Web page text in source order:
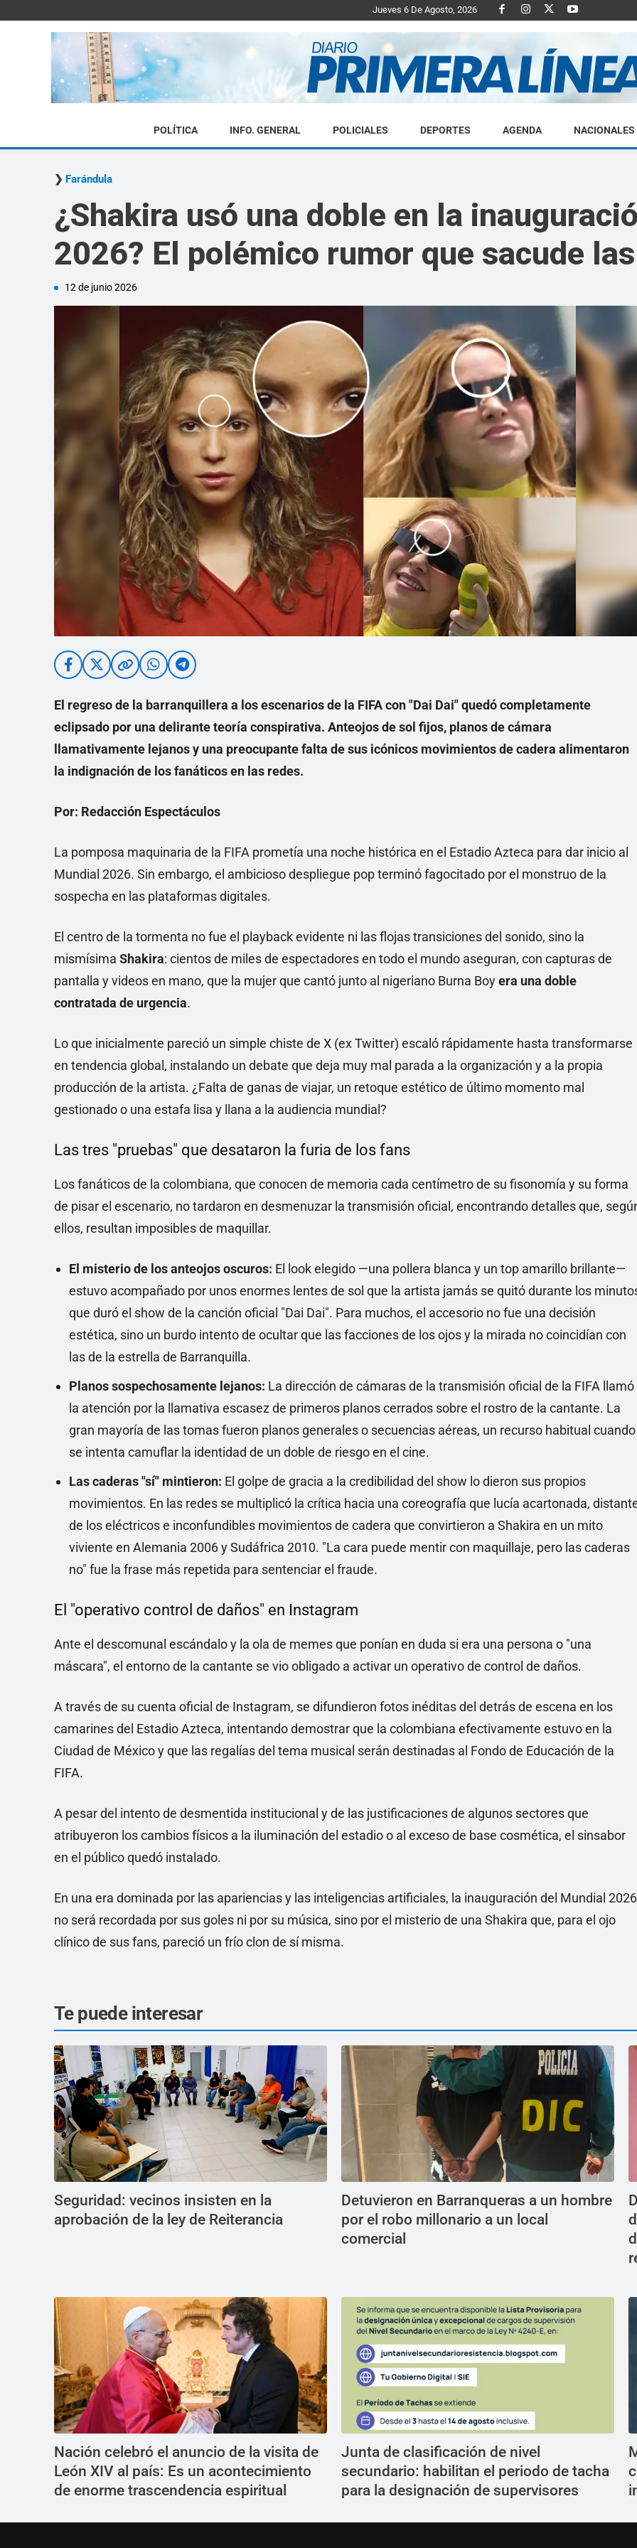
Jueves 6 De Agosto, 2026
Diario
Linea
POLÍTICA INFO. GENERAL POLICIALES DEPORTES AGENDA NACIONALES
Farándula
¿Shakira usó una doble en la
2026? El polémico rumor que sacude
12 de junio 2026
El regreso de la barranquillera a los escenarios de la FIFA con "Dai Dai" quedó completamente
eclipsado por una delirante teoría conspirativa. Anteojos de sol fijos, planos de cámara
llamativamente lejanos y una preocupante falta de sus icónicos movimientos de cadera alimentaron
la indignación de los fanáticos en las redes.
Por: Redacción Espectáculos
La pomposa maquinaria de la FIFA prometía una noche histórica en el Estadio Azteca para dar inicio al
Mundial 2026. Sin embargo, el ambicioso despliegue pop terminó fagocitado por el monstruo de la
sospecha en las plataformas digitales.
El centro de la tormenta no fue el playback evidente ni las flojas transiciones del sonido, sino la
mismísima Shakira: cientos de miles de espectadores en todo el mundo aseguran, con capturas de
pantalla y videos en mano, que la mujer que cantó junto al nigeriano Burna Boyera una doble
contratada de urgencia.
Lo que inicialmente pareció un simple chiste de X (ex Twitter) escaló rápidamente hasta transformarse
en tendencia global, instalando un debate que deja muy mal parada a la organización y a la propia
producción de la artista. ¿Falta de ganas de viajar, un retoque estético de último momento mal
gestionado o una estafa lisa y llana a la audiencia mundial?
Las tres "pruebas" que desataron la furia de los fans
Los fanáticos de la colombiana, que conocen de memoria cada centímetro de su fisonomía y su forma
de pisar el escenario, no tardaron en desmenuzar la transmisión oficial, encontrando detalles que,
ellos, resultan imposibles de maquillar.
El misterio de los anteojos oscuros: El look elegido —una pollera blanca y un top amarillo brillante—
estuvo acompañado por unos enormes lentes de sol que la artista jamás se quitó durante los
que duró el show de la canción oficial "Dai Dai". Para muchos, el accesorio no fue una decisión
estética, sino un burdo intento de ocultar que las facciones de los ojos y la mirada no coincidían con
las de la estrella de Barranquilla.
Planos sospechosamente lejanos: La dirección de cámaras de la transmisión oficial de la FIFA llamó
la atención por la llamativa escasez de primeros planos cerrados sobre el rostro de la cantante. La
gran mayoría de las tomas fueron planos generales o secuencias aéreas, un recurso habitual cuando
se intenta camuflar la identidad de un doble de riesgo en el cine.
Las caderas "sí" mintieron: El golpe de gracia a la credibilidad del show lo dieron sus propios
movimientos. En las redes se multiplicó la crítica hacia una coreografía que lucía acartonada,
de los eléctricos e inconfundibles movimientos de cadera que convirtieron a Shakira en un mito
viviente en Alemania 2006 y Sudáfrica 2010. "La cara puede mentir con maquillaje, pero las caderas
no" fue la frase más repetida para sentenciar el fraude.
El "operativo control de daños" en Instagram
Ante el descomunal escándalo y la ola de memes que ponían en duda si era una persona o "una
máscara", el entorno de la cantante se vio obligado a activar un operativo de control de daños.
A través de su cuenta oficial de Instagram, se difundieron fotos inéditas del detrás de escena en los
camarines del Estadio Azteca, intentando demostrar que la colombiana efectivamente estuvo en la
Ciudad de México y que las regalías del tema musical serán destinadas al Fondo de Educación de la
FIFA.
A pesar del intento de desmentida institucional y de las justificaciones de algunos sectores que
atribuyeron los cambios físicos a la iluminación del estadio o al exceso de base cosmética, el sinsabor
en el público quedó instalado.
En una era dominada por las apariencias y las inteligencias artificiales, la inauguración del Mundial 2026
no será recordada por sus goles ni por su música, sino por el misterio de una Shakira que, para el ojo
clínico de sus fans, pareció un frío clon de sí misma.
Te puede interesar
Seguridad: vecinos insisten en la
aprobación de la ley de Reiterancia
Detuvieron en Barranqueras a un hombre
por el robo millonario a un local
comercial
Nación celebró el anuncio de la visita de
León XIV al país: Es un acontecimiento
de enorme trascendencia espiritual
Junta de clasificación de nivel
secundario: habilitan el periodo de tacha
para la designación de supervisores